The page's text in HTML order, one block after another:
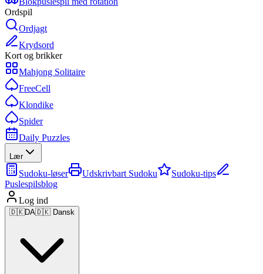
Ordspil
Ordjagt
Krydsord
Kort og brikker
Mahjong Solitaire
FreeCell
Klondike
Spider
Daily Puzzles
Lær
Sudoku-løser Udskrivbart Sudoku
Sudoku-tips
Puslespilsblog
Log ind
🇩🇰DA🇩🇰 Dansk